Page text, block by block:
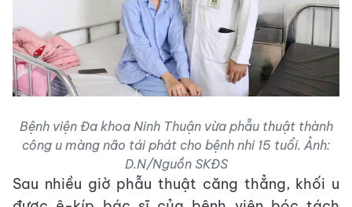
Bệnh viện Đa khoa Ninh Thuận vừa phẫu thuật thành
công u màng não tái phát cho bệnh nhi 15 tuổi. Ảnh:
D.N/Nguồn SKĐS
Sau nhiều giờ phẫu thuật căng thẳng, khối u